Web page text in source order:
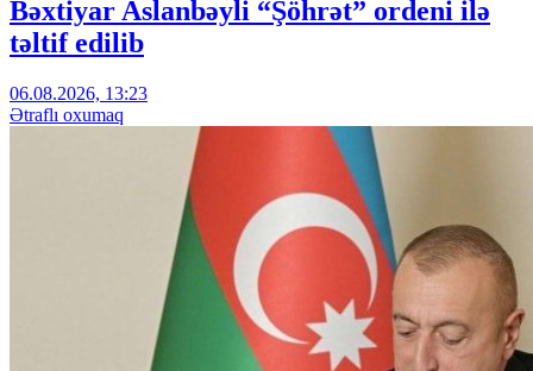
Bəxtiyar Aslanbəyli “Şöhrət” ordeni ilə
təltif edilib
06.08.2026, 13:23
Ətraflı oxumaq